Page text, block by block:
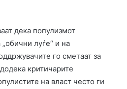
дека популизмот
луѓе“ и на
го сметаат за
критичарите
на власт често ги